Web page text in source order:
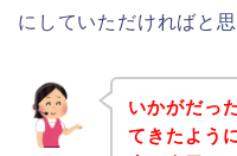
にしていただければと思
いかがだっ
てきたよう